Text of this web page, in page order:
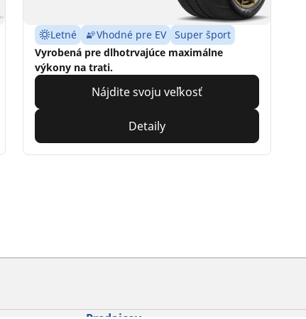
Letné Vhodné pre EV
Super šport
Vyrobená pre dlhotrvajúce maximálne
výkony na trati.
Nájdite svoju veľkosť
Detaily